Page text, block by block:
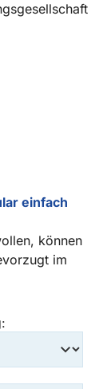
einfach
können
im